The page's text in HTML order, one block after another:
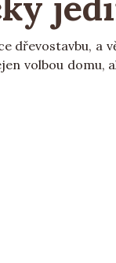
dřevostavbu, a
volbou domu,